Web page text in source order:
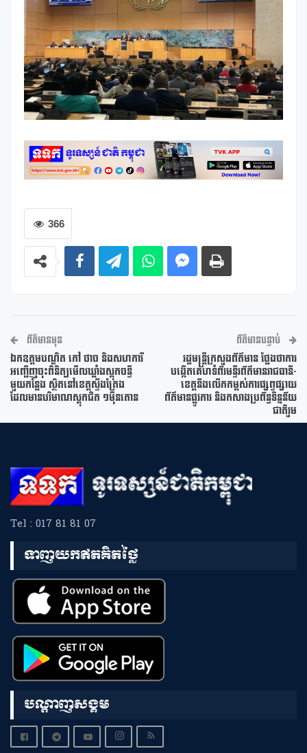
366
ព័ត៌មានមុន
ឯកឧត្តមបណ្ឌិត កៅ ថាច និងសហការី
អញ្ជើញចុះពិនិត្យមើលឃ្លាំងស្តុកចន្ទី
មួយកន្លែង ស្ថិតនៅខេត្តស្ទឹងត្រែង
ដែលមានបរិមាណស្តុកជិត ១ម៉ឺនតោន
ព័ត៌មានបន្ទាប់
រដ្ឋមន្ត្រីក្រសួងព័ត៌មាន ថ្លែងថាការ
បង្កើតគេហទំព័រមន្ទីរព័ត៌មានរាជធានី-
ខេត្តនឹងលើកកម្ពស់ការផ្សព្វផ្សាយ
ព័ត៌មានផ្លូវការ និងកសាងប្រព័ន្ធទិន្នន័យ
ជាតិរួម
Tel : 017 81 81 07
ទាញយកឥតគិតថ្លៃ
បណ្តាញសង្គម